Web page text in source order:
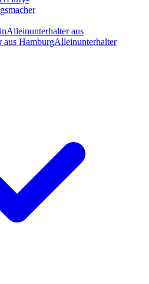
Alleinunterhalteraus
aus HamburgAlleinunterhalter